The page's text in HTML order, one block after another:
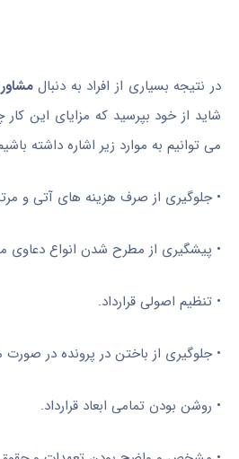
در نتیجه بسیاری از افراد به دنبال
شاید از خود بپرسید که مزایای این
می توانیم به موارد زیر اشاره داشته
• جلوگیری از صرف هزینه های آتی و
• پیشگیری از مطرح شدن انواع دعاوی
• تنظیم اصولی قرارداد.
• جلوگیری از باختن در پرونده در
• روشن بودن تمامی ابعاد قرارداد.